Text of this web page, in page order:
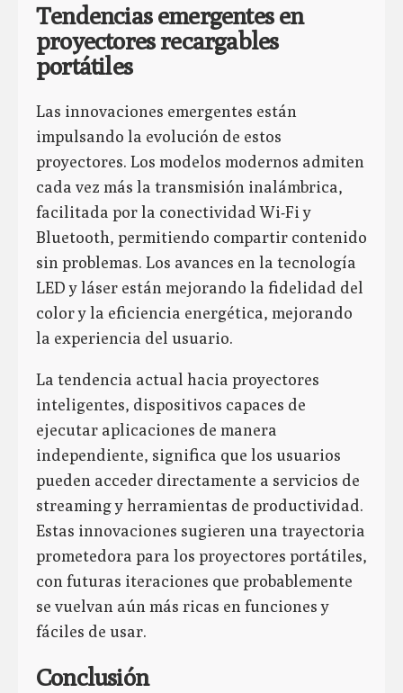
Tendencias emergentes en
proyectores recargables
portátiles
Las innovaciones emergentes están
impulsando la evolución de estos
proyectores. Los modelos modernos admiten
cada vez más la transmisión inalámbrica,
facilitada por la conectividad Wi-Fi y
Bluetooth, permitiendo compartir contenido
sin problemas. Los avances en la tecnología
LED y láser están mejorando la fidelidad del
color y la eficiencia energética, mejorando
la experiencia del usuario.
La tendencia actual hacia proyectores
inteligentes, dispositivos capaces de
ejecutar aplicaciones de manera
independiente, significa que los usuarios
pueden acceder directamente a servicios de
streaming y herramientas de productividad.
Estas innovaciones sugieren una trayectoria
prometedora para los proyectores portátiles,
con futuras iteraciones que probablemente
se vuelvan aún más ricas en funciones y
fáciles de usar.
Conclusión